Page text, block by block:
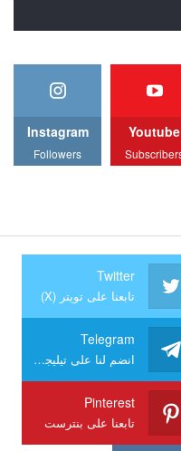
Youtube
Instagram
Followers
Twitter
تابعنا على تويتر (X)
Telegram
انضم لنا على تيليجرام
Pinterest
تابعنا على بنترست